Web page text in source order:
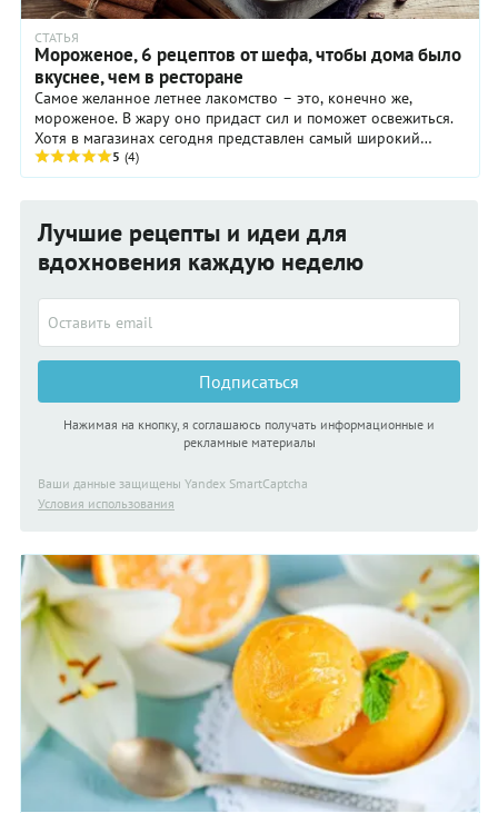
СТАТЬЯ
Мороженое, 6 рецептов от шефа, чтобы дома было
вкуснее, чем в ресторане
Самое желанное летнее лакомство – это, конечно же,
мороженое. В жару оно придаст сил и поможет освежиться.
Хотя в магазинах сегодня представлен самый широкий
выбор этого холодного десерта, нет ничего ...
5 (4)
Лучшие рецепты и идеи для
вдохновения каждую неделю
Подписаться
Нажимая на кнопку, я соглашаюсь получать информационные и
рекламные материалы
Ваши данные защищены Yandex SmartCaptcha
Условия использования